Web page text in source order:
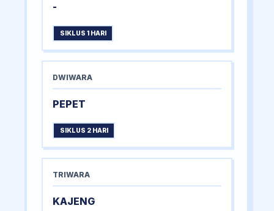
-
SIKLUS 1 HARI
DWIWARA
PEPET
SIKLUS 2 HARI
TRIWARA
KAJENG